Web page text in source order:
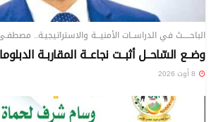
الباحـــــث في الدراســات الأمنيـــة والاستراتيجيـة..
وضــع السّاحــل أثبــت نجاعــة المقاربـة